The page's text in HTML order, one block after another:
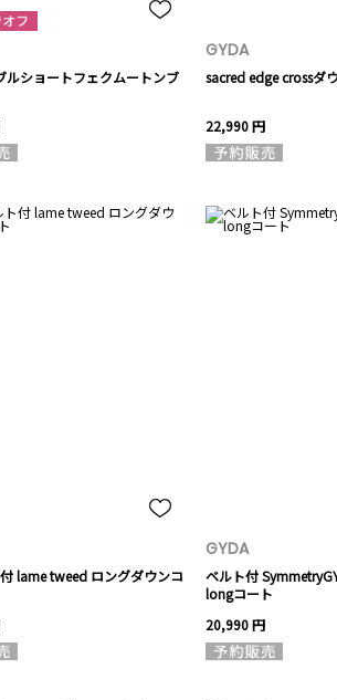
ルショートフェクムートンブ
GYDA
sacred edge crossダ
22,990 円
lame tweed ロングダウンコ
GYDA
ベルト付
longコート
20,990 円